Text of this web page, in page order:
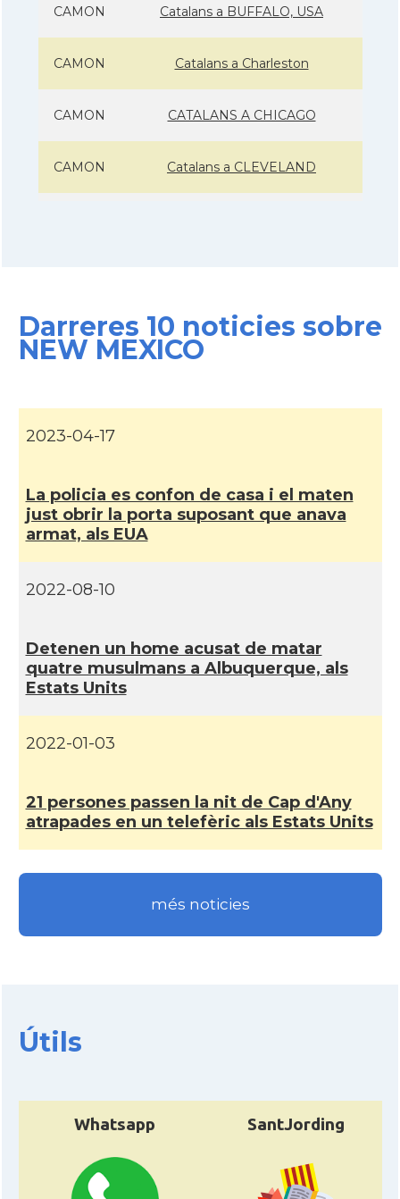
CAMON Catalans a BUFFALO, USA
CAMON Catalans a Charleston
CAMON CATALANS A CHICAGO
CAMON Catalans a CLEVELAND
CAMON Catalans a CONNECTICUT
CAMON
CAMON
CAMON
CAMON
CAMON
CAMON
CAMON Catalans a MIAMI
Darreres 10 noticies sobre
NEW MEXICO
2023-04-17
La policia es confon de casa i el maten
just obrir la porta suposant que anava
armat, als EUA
2022-08-10
Detenen un home acusat de matar
quatre musulmans a Albuquerque, als
Estats Units
2022-01-03
21 persones passen la nit de Cap d'Any
atrapades en un telefèric als Estats Units
més noticies
Útils
Whatsapp SantJording